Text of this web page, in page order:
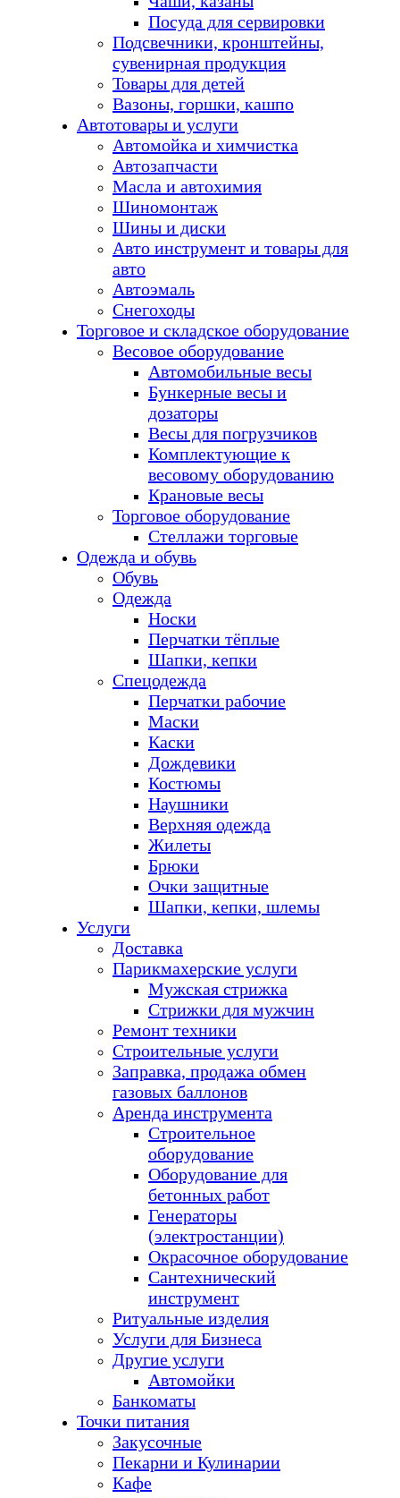
Посуда для сервировки
Подсвечники, кронштейны,
сувенирная продукция
Товары для детей
Вазоны, горшки, кашпо
Автотовары и услуги
Автомойка и химчистка
Автозапчасти
Масла и автохимия
Шиномонтаж
Шины и диски
Авто инструмент и товары для
авто
Автоэмаль
Снегоходы
Торговое и складское оборудование
Весовое оборудование
Автомобильные весы
Бункерные весы и
дозаторы
Весы для погрузчиков
Комплектующие к
весовому оборудованию
Крановые весы
Торговое оборудование
Стеллажи торговые
Одежда и обувь
Обувь
Одежда
Носки
Перчатки тёплые
Шапки, кепки
Спецодежда
Перчатки рабочие
Маски
Каски
Дождевики
Костюмы
Наушники
Верхняя одежда
Жилеты
Брюки
Очки защитные
Шапки, кепки, шлемы
Услуги
Доставка
Парикмахерские услуги
Мужская стрижка
Стрижки для мужчин
Ремонт техники
Строительные услуги
Заправка, продажа обмен
газовых баллонов
Аренда инструмента
Строительное
оборудование
Оборудование для
бетонных работ
Генераторы
(электростанции)
Окрасочное оборудование
Сантехнический
инструмент
Ритуальные изделия
Услуги для Бизнеса
Другие услуги
Автомойки
Банкоматы
Точки питания
Закусочные
Пекарни и Кулинарии
Кафе